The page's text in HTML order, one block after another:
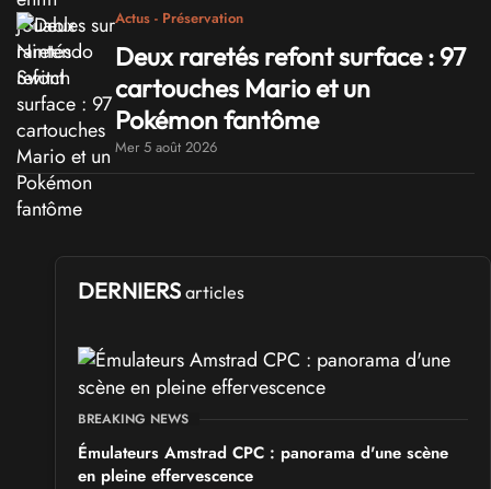
Actus - Préservation
Deux raretés refont surface : 97
cartouches Mario et un
Pokémon fantôme
Mer 5 août 2026
DERNIERS articles
BREAKING NEWS
Émulateurs Amstrad CPC : panorama d'une scène
en pleine effervescence